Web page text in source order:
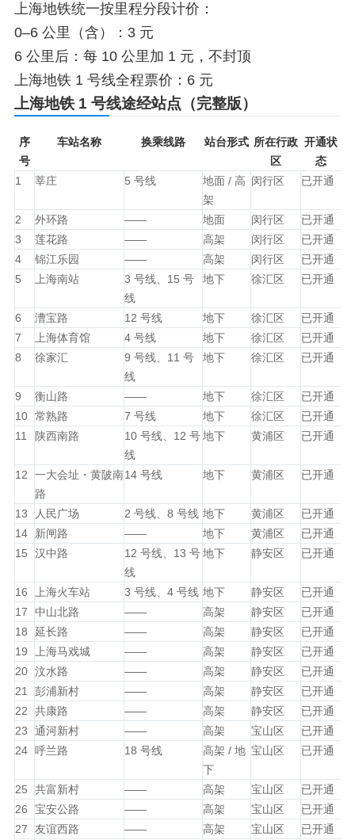
上海地铁统一按里程分段计价：
0–6 公里（含）：3 元
6 公里后：每 10 公里加 1 元，不封顶
上海地铁 1 号线全程票价：6 元
上海地铁 1 号线途经站点（完整版）
序
号
车站名称 换乘线路 站台形式 所在行政
区
开通状
态
1
莘庄 5 号线
地面 / 高
架
闵行区 已开通
2 外环路 —— 地面 闵行区
已开通
3
莲花路 —— 高架 闵行区
已开通
4
锦江乐园 —— 高架 闵行区
已开通
5
上海南站
3 号线、15 号
线
地下 徐汇区 已开通
6 漕宝路 12 号线 地下 徐汇区
已开通
7
上海体育馆 4 号线 地下 徐汇区
已开通
8
徐家汇
9 号线、11 号
线
地下 徐汇区 已开通
9 衡山路 —— 地下 徐汇区
已开通
10 常熟路 7 号线 地下 徐汇区
已开通
11
陕西南路
10 号线、12 号
线
地下 黄浦区 已开通
12
一大会址・黄陂南
路
14 号线 地下 黄浦区 已开通
13 人民广场 2 号线、8 号线 地下 黄浦区
已开通
14
新闸路 —— 地下 黄浦区
已开通
15
汉中路
12 号线、13 号
线
地下 静安区 已开通
16 上海火车站 3 号线、4 号线 地下 静安区
已开通
17
中山北路 —— 高架 静安区
已开通
18
延长路 —— 高架 静安区
已开通
19
上海马戏城 —— 高架 静安区
已开通
20 汶水路 —— 高架 静安区
已开通
21
彭浦新村 —— 高架 静安区
已开通
22
共康路 —— 高架 静安区
已开通
23
通河新村 —— 高架 宝山区
已开通
24 呼兰路 18 号线
高架 / 地
下
宝山区 已开通
25 共富新村 —— 高架 宝山区
已开通
26
宝安公路 —— 高架 宝山区
已开通
27
友谊西路 —— 高架 宝山区 已开通